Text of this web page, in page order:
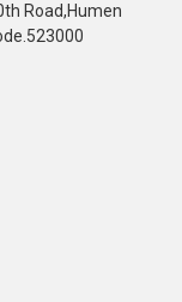
Road,Humen